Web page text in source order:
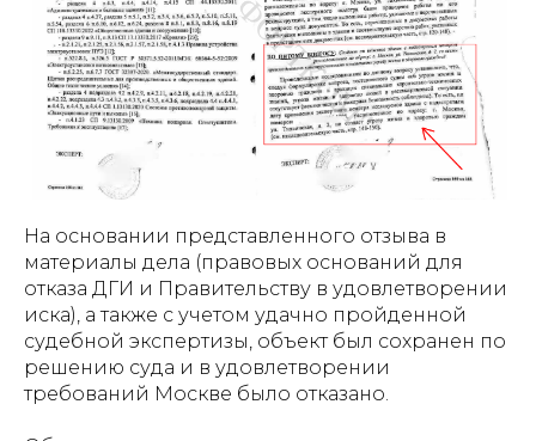
На основании представленного отзыва в
материалы дела (правовых оснований для
отказа ДГИ и Правительству в удовлетворении
иска), а также с учетом удачно пройденной
судебной экспертизы, объект был сохранен по
решению суда и в удовлетворении
требований Москве было отказано.